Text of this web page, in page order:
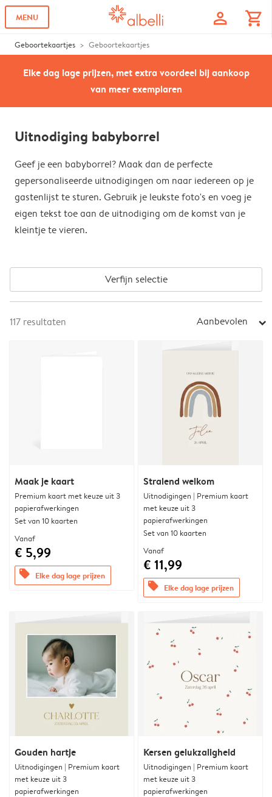
MENU profile shopping_cart
Geboortekaartjes Geboortekaartjes
Elke dag lage prijzen, met extra voordeel bij aankoop
van meer exemplaren
Uitnodiging babyborrel
Geef je een babyborrel? Maak dan de perfecte
gepersonaliseerde uitnodigingen om naar iedereen op je
gastenlijst te sturen. Gebruik je leukste foto's en voeg je
eigen tekst toe aan de uitnodiging om de komst van je
kleintje te vieren.
Verfijn selectie
117 resultaten Aanbevolen arrow_right
Maak je kaart
Premium kaart met keuze uit 3
papierafwerkingen
Set van 10 kaarten
Vanaf
€ 5,99
offers Elke dag lage prijzen
Stralend welkom
Uitnodigingen | Premium kaart
met keuze uit 3
papierafwerkingen
Set van 10 kaarten
Vanaf
€ 11,99
offers Elke dag lage prijzen
Gouden hartje
Uitnodigingen | Premium kaart
met keuze uit 3
papierafwerkingen
Kersen gelukzaligheid
Uitnodigingen | Premium kaart
met keuze uit 3
papierafwerkingen